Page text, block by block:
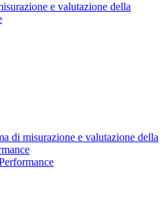
e valutazione della
di misurazione e valutazione della